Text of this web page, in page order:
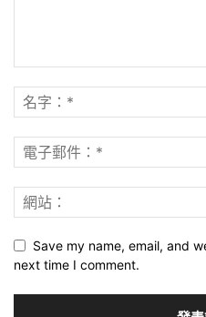
Save my name, email, and
next time I comment.